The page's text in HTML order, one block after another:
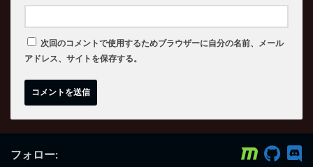
次回のコメントで使用するためブラウザーに自分の名前、メール
アドレス、サイトを保存する。
フォロー: